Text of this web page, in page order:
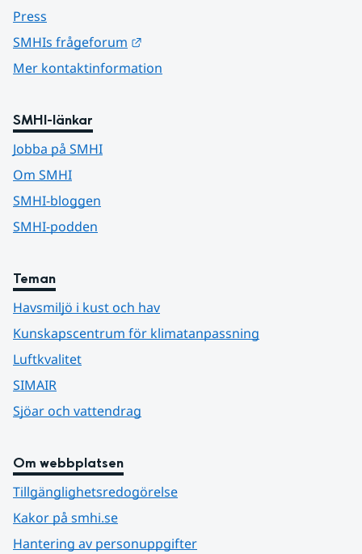
Press
SMHIs frågeforum
Mer kontaktinformation
SMHI-länkar
Jobba på SMHI
Om SMHI
SMHI-bloggen
SMHI-podden
Teman
Havsmiljö i kust och hav
Kunskapscentrum för klimatanpassning
Luftkvalitet
SIMAIR
Sjöar och vattendrag
Om webbplatsen
Tillgänglighetsredogörelse
Kakor på smhi.se
Hantering av personuppgifter